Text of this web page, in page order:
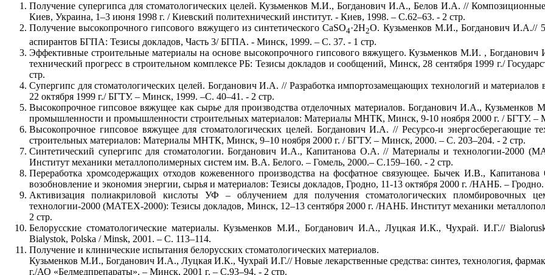
Получение супергипса для стоматологических целей. Кузьменков М.И., Богданович И.А., Белов И.А. //
Киев, Украина, 1–3 июня 1998 г. / Киевский политехнический институт. - Киев, 1998. – С.62–63. - 2 стр.
Получение высокопрочного гипсового вяжущего из синтетического СаSO4·2Н2О. Кузьменков М.И., Богданович И.А.//
аспирантов БГПА: Тезисы докладов, Часть 3/ БГПА. - Минск, 1999. – С. 37. - 1 стр.
Эффективные строительные материалы на основе высокопрочного гипсового вяжущего. Кузьменков М.И. ,
технический прогресс в строительном комплексе РБ: Тезисы докладов и сообщений, Минск, 28 сентября 1999 г./
стр.
Супергипс для стоматологических целей. Богданович И.А. // Разработка импортозамещающих технологий и
22 октября 1999 г./ БГТУ. – Минск, 1999. –С. 40–41. - 2 стр.
Высокопрочное гипсовое вяжущее как сырье для производства отделочных материалов. Богданович И.А., Кузьменков
промышленности и промышленности строительных материалов: Материалы МНТК, Минск, 9-10 ноября 2000 г. / БГТУ. –
Высокопрочное гипсовое вяжущее для стоматологических целей. Богданович И.А. // Ресурсо-и
строительных материалов: Материалы МНТК, Минск, 9–10 ноября 2000 г. / БГТУ. – Минск, 2000. – С. 203–204. - 2 стр.
Синтетический супергипс для стоматологии. Богданович И.А., Капитанова О.А. // Материалы и технологии-2000
Институт механики металлополимерных систем им. В.А. Белого. – Гомель, 2000.– С.159–160. - 2 стр.
Переработка хромсодержащих отходов кожевенного производства на фосфатное связующее. Бычек И.В.,
возобновление и экономия энергии, сырья и материалов: Тезисы докладов, Гродно, 11-13 октября 2000 г. /НАНБ. –
Активизация полиакриловой кислоты УФ – облучением для получения стоматологических
технологии-2000 (МАТЕХ-2000): Тезисы докладов, Минск, 12–13 сентября 2000 г. /НАНБ. Институт механики
2 стр.
Белорусские стоматологические материалы. Кузьменков М.И., Богданович И.А., Луцкая И.К., Чухрай. И.Г.//
Bialystok, Polska / Minsk, 2001. – С. 113–114.
Получение и клинические испытания белорусских стоматологических материалов.
Кузьменков М.И., Богданович И.А., Луцкая И.К., Чухрай И.Г.// Новые лекарственные средства: синтез, технология,
г./АО «Белмедпрепараты». – Минск, 2001 г. – С.93–94. - 2 стр.